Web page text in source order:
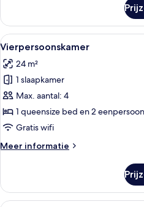
1
twee-
of
eenpersoonsbedden,
terras
Alle
foto's
voor
Vierpersoonskamer
laden
11
Vierpersoonskamer
24 m²
1 slaapkamer
Max. aantal: 4
1 queensize bed en 2
Gratis wifi
Meer informatie
Meer